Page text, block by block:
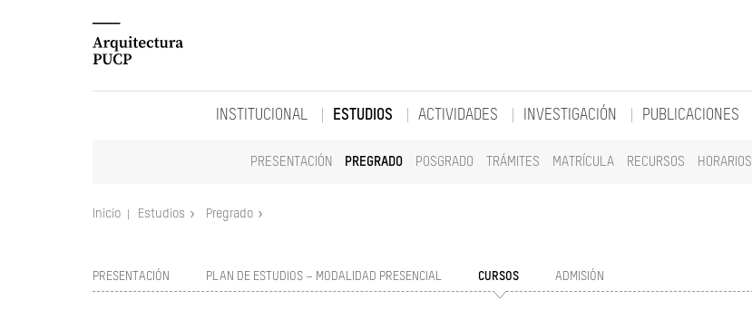
INSTITUCIONAL ESTUDIOS
PRESENTACIÓN PREGRADO POSGRADO TRÁMITES MATRÍCULA RECURSOS HORARIOS
ACTIVIDADES INVESTIGACIÓN PUBLICACIONES
Inicio Estudios Pregrado
PRESENTACIÓN PLAN DE ESTUDIOS – MODALIDAD PRESENCIAL CURSOS ADMISIÓN